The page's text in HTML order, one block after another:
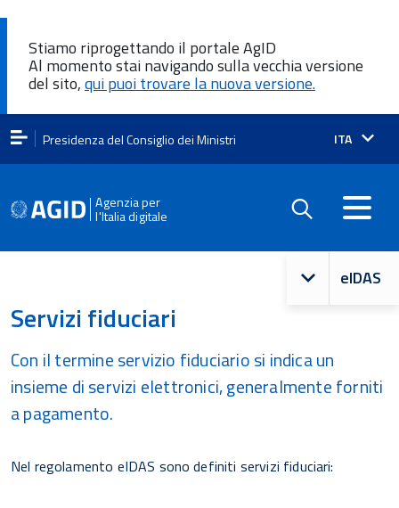
Stiamo riprogettando il portale AgID
Al momento stai navigando sulla vecchia versione
del sito,qui puoi trovare la nuova versione.
Presidenza del Consiglio dei Ministri Lingua
ITA
Agenzia per
l'Italia digitale
principale
eIDAS
Servizi fiduciari
Con il termine servizio fiduciario si indica un
insieme di servizi elettronici, generalmente forniti
a pagamento.
Nel regolamento eIDAS sono definiti servizi fiduciari: